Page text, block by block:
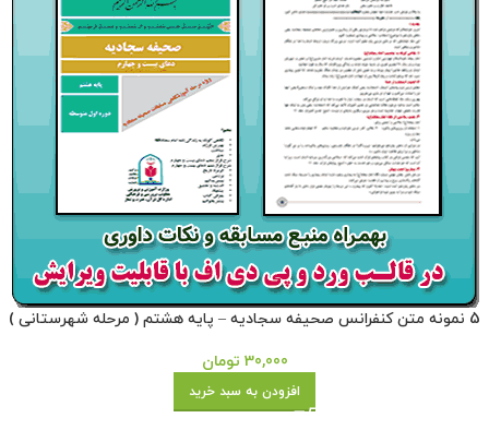
5 نمونه متن کنفرانس صحیفه سجادیه – پایه هشتم ( مرحله شهرستانی )
30,000 تومان
افزودن به سبد خرید